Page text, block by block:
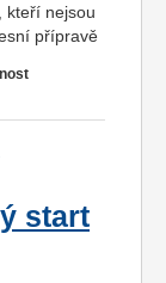
kteří nejsou
přípravě
start